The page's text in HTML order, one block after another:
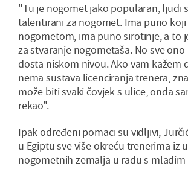
"Tu je nogomet jako popularan, ljudi
talentirani za nogomet. Ima puno koji
nogometom, ima puno sirotinje, a to
za stvaranje nogometaša. No sve
dosta niskom nivou. Ako vam kažem
nema sustava licenciranja trenera,
može biti svaki čovjek s ulice, onda
rekao".
Ipak određeni pomaci su vidljivi,
u Egiptu sve više okreću trenerima iz
nogometnih zemalja u radu s mladim